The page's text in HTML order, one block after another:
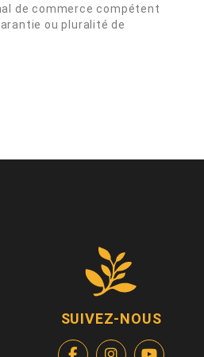
de commerce compétent
ou pluralité de
SUIVEZ-NOUS